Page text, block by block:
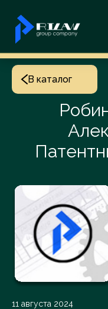
В каталог
11 августа 2024